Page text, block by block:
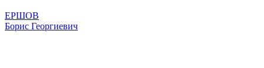
ЕРШОВ
Борис Георгиевич